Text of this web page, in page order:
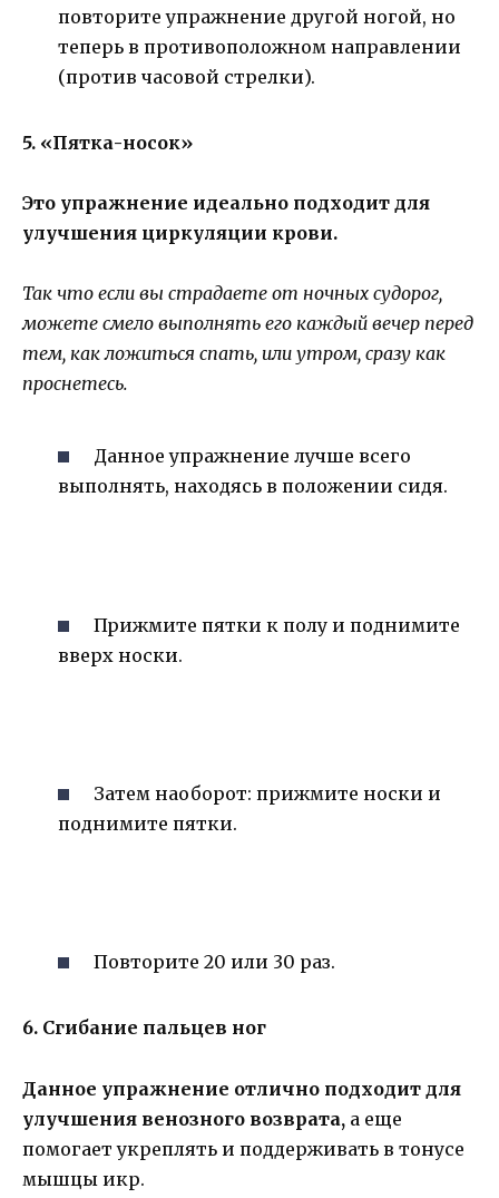
повторите упражнение другой ногой, но
теперь в противоположном направлении
(против часовой стрелки).
5. «Пятка-носок»
Это упражнение идеально подходит для
улучшения циркуляции крови.
Так что если вы страдаете от ночных судорог,
можете смело выполнять его каждый вечер перед
тем, как ложиться спать, или утром, сразу как
проснетесь.
Данное упражнение лучше всего
выполнять, находясь в положении сидя.
Прижмите пятки к полу и поднимите
вверх носки.
Затем наоборот: прижмите носки и
поднимите пятки.
Повторите 20 или 30 раз.
6. Сгибание пальцев ног
Данное упражнение отлично подходит для
улучшения венозного возврата, а еще
помогает укреплять и поддерживать в тонусе
мышцы икр.